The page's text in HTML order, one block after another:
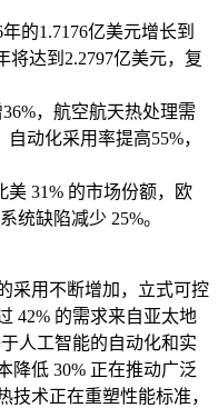
的1.7176亿美元增长到
将达到2.2797亿美元，复
，航空航天热处理需
动化采用率提高55%，
美 31% 的市场份额，欧
统缺陷减少 25%。
采用不断增加，立式可控
42% 的需求来自亚太地
人工智能的自动化和实
降低 30% 正在推动广泛
技术正在重塑性能标准，